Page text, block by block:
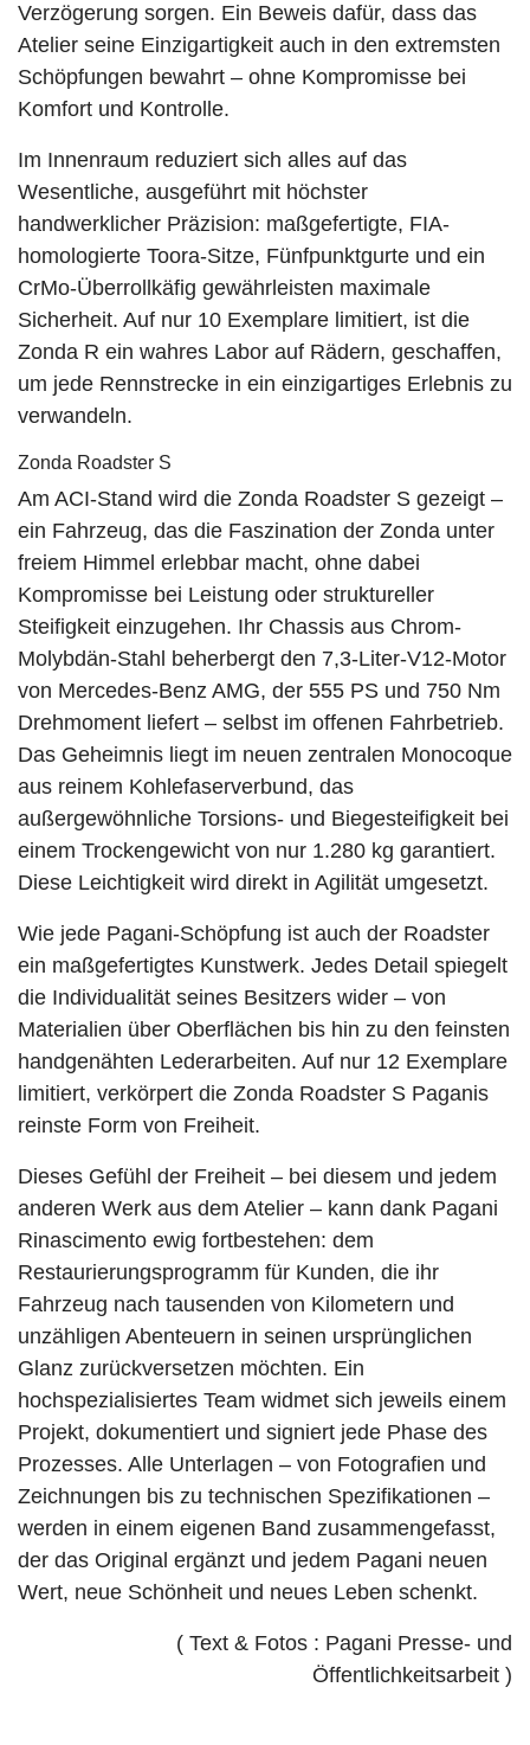
Verzögerung sorgen. Ein Beweis dafür, dass das
Atelier seine Einzigartigkeit auch in den extremsten
Schöpfungen bewahrt – ohne Kompromisse bei
Komfort und Kontrolle.
Im Innenraum reduziert sich alles auf das
Wesentliche, ausgeführt mit höchster
handwerklicher Präzision: maßgefertigte, FIA-
homologierte Toora-Sitze, Fünfpunktgurte und ein
CrMo-Überrollkäfig gewährleisten maximale
Sicherheit. Auf nur 10 Exemplare limitiert, ist die
Zonda R ein wahres Labor auf Rädern, geschaffen,
um jede Rennstrecke in ein einzigartiges Erlebnis zu
verwandeln.
Zonda Roadster S
Am ACI-Stand wird die Zonda Roadster S gezeigt –
ein Fahrzeug, das die Faszination der Zonda unter
freiem Himmel erlebbar macht, ohne dabei
Kompromisse bei Leistung oder struktureller
Steifigkeit einzugehen. Ihr Chassis aus Chrom-
Molybdän-Stahl beherbergt den 7,3-Liter-V12-Motor
von Mercedes-Benz AMG, der 555 PS und 750 Nm
Drehmoment liefert – selbst im offenen Fahrbetrieb.
Das Geheimnis liegt im neuen zentralen Monocoque
aus reinem Kohlefaserverbund, das
außergewöhnliche Torsions- und Biegesteifigkeit bei
einem Trockengewicht von nur 1.280 kg garantiert.
Diese Leichtigkeit wird direkt in Agilität umgesetzt.
Wie jede Pagani-Schöpfung ist auch der Roadster
ein maßgefertigtes Kunstwerk. Jedes Detail spiegelt
die Individualität seines Besitzers wider – von
Materialien über Oberflächen bis hin zu den feinsten
handgenähten Lederarbeiten. Auf nur 12 Exemplare
limitiert, verkörpert die Zonda Roadster S Paganis
reinste Form von Freiheit.
Dieses Gefühl der Freiheit – bei diesem und jedem
anderen Werk aus dem Atelier – kann dank Pagani
Rinascimento ewig fortbestehen: dem
Restaurierungsprogramm für Kunden, die ihr
Fahrzeug nach tausenden von Kilometern und
unzähligen Abenteuern in seinen ursprünglichen
Glanz zurückversetzen möchten. Ein
hochspezialisiertes Team widmet sich jeweils einem
Projekt, dokumentiert und signiert jede Phase des
Prozesses. Alle Unterlagen – von Fotografien und
Zeichnungen bis zu technischen Spezifikationen –
werden in einem eigenen Band zusammengefasst,
der das Original ergänzt und jedem Pagani neuen
Wert, neue Schönheit und neues Leben schenkt.
( Text & Fotos : Pagani Presse- und
Öffentlichkeitsarbeit )